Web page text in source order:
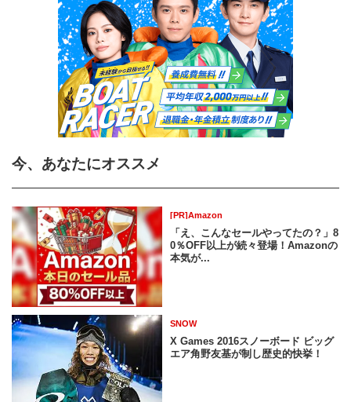
今、あなたにオススメ
[PR]Amazon
「え、こんなセールやってたの？」8
0％OFF以上が続々登場！Amazonの
本気が...
SNOW
X Games 2016スノーボード ビッグ
エア角野友基が制し歴史的快挙！